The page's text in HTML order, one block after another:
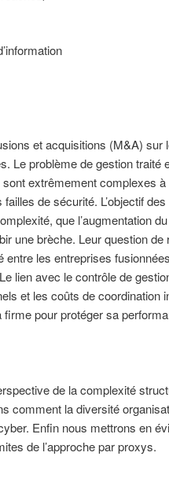
et acquisitions (M&A)
Le problème de gestion traité
extrêmement complexes
de sécurité. L’objectif
que l’augmentation
une brèche. Leur question
les entreprises
lien avec le contrôle de
et les coûts de coordination
pour protéger sa
de la complexité
comment la diversité
Enfin nous mettrons en
de l’approche par proxys.